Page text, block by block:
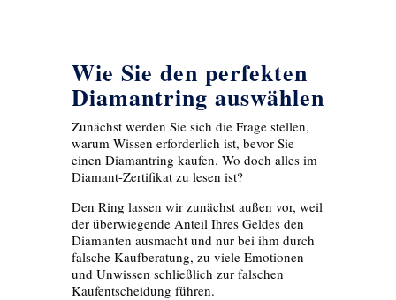
Wie Sie den perfekten
Diamantring auswählen
Zunächst werden Sie sich die Frage stellen,
warum Wissen erforderlich ist, bevor Sie
einen Diamantring kaufen. Wo doch alles im
Diamant-Zertifikat zu lesen ist?
Den Ring lassen wir zunächst außen vor, weil
der überwiegende Anteil Ihres Geldes den
Diamanten ausmacht und nur bei ihm durch
falsche Kaufberatung, zu viele Emotionen
und Unwissen schließlich zur falschen
Kaufentscheidung führen.